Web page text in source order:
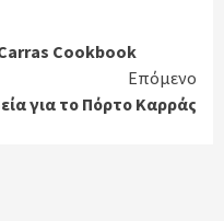
Cookbook
Επόμενο
για το Πόρτο Καρράς